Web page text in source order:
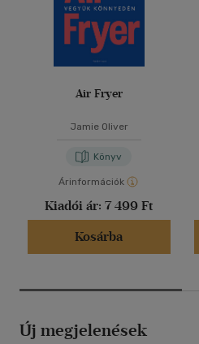
Air Fryer
Jamie Oliver
Könyv
Árinformációk
Kiadói ár: 7 499 Ft
Kosárba
Új megjelenések